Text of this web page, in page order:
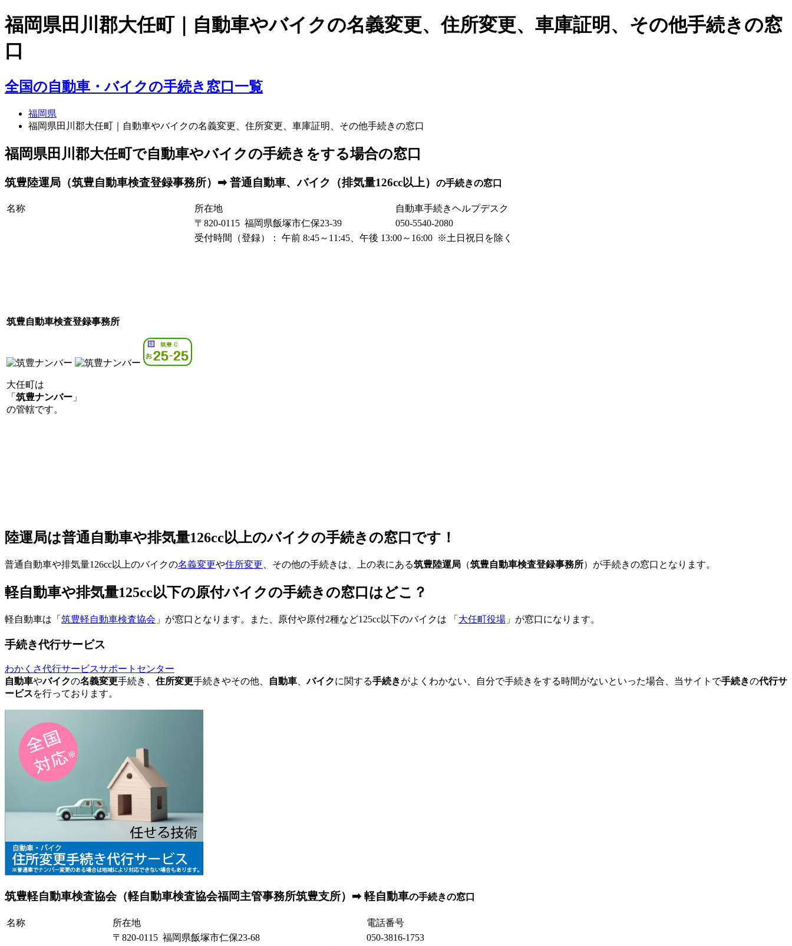
福岡県田川郡大任町｜自動車やバイクの名義変更、住所変更、車庫証明、その他手続きの窓
口
全国の自動車・バイクの手続き窓口一覧
福岡県
福岡県田川郡大任町｜自動車やバイクの名義変更、住所変更、車庫証明、その他手続きの窓口
福岡県田川郡大任町で自動車やバイクの手続きをする場合の窓口
筑豊陸運局（筑豊自動車検査登録事務所）➡ 普通自動車、バイク（排気量126cc以上） の手続きの窓口
名称 所在地 自動車手続きヘルプデスク
筑豊自動車検査登録事務所
大任町は
「 筑豊ナンバー 」
の管轄です。
〒820-0115 福岡県飯塚市仁保23-39
050-5540-2080
受付時間（登録）： 午前 8:45～11:45、午後 13:00～16:00 ※土日祝日を除く
陸運局は普通自動車や排気量126cc以上のバイクの手続きの窓口です！
普通自動車や排気量126cc以上のバイクの名義変更や住所変更 、その他の手続きは、上の表にある筑豊陸運局 （筑豊自動車検査登録事務所）が手続きの窓口となります。
軽自動車や排気量125cc以下の原付バイクの手続きの窓口はどこ？
軽自動車は「 筑豊軽自動車検査協会 」が窓口となります。また、原付や原付2種など125cc以下のバイクは 「 大任町役場 」が窓口になります。
手続き代行サービス
わかくさ代行サービスサポートセンター
自動車やバイクの名義変更手続き、 住所変更手続きやその他、 自動車 、バイクに関する手続きがよくわかない、自分で手続きをする時間がないといった場合、当サイトで手続きの代行サ
ービスを行っております。
筑豊軽自動車検査協会（軽自動車検査協会福岡主管事務所筑豊支所）➡ 軽自動車の手続きの窓口
名称 所在地 電話番号
〒820-0115 福岡県飯塚市仁保23-68
050-3816-1753